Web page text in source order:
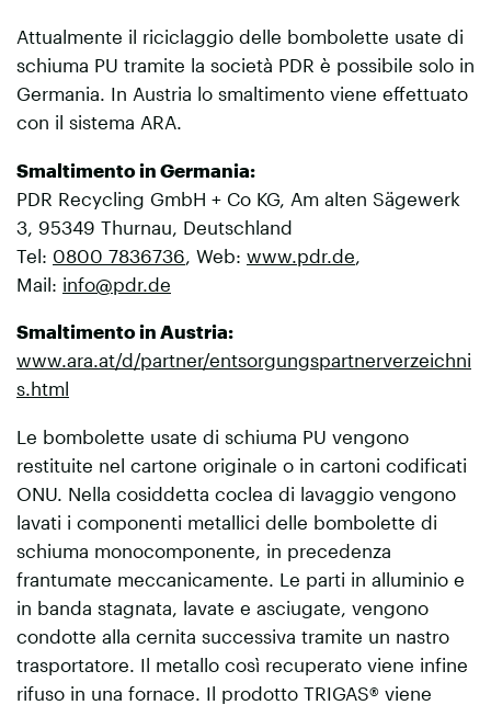
Attualmente il riciclaggio delle bombolette usate di
schiuma PU tramite la società PDR è possibile solo in
Germania. In Austria lo smaltimento viene effettuato
con il sistema ARA.
Smaltimento in Germania:
PDR Recycling GmbH + Co KG, Am alten Sägewerk
3, 95349 Thurnau, Deutschland
Tel: 0800 7836736 , Web: www.pdr.de
Mail: info@pdr.de
Smaltimento in Austria:
www.ara.at/d/partner/entsorgungspartnerverzeichni
s.html
Le bombolette usate di schiuma PU vengono
restituite nel cartone originale o in cartoni codificati
ONU. Nella cosiddetta coclea di lavaggio vengono
lavati i componenti metallici delle bombolette di
schiuma monocomponente, in precedenza
frantumate meccanicamente. Le parti in alluminio e
in banda stagnata, lavate e asciugate, vengono
condotte alla cernita successiva tramite un nastro
trasportatore. Il metallo così recuperato viene infine
rifuso in una fornace. Il prodotto TRIGAS® viene